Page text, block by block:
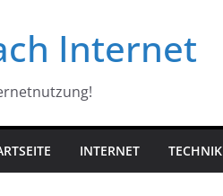
Internet
INTERNET TECHNIK